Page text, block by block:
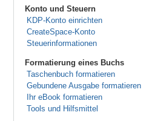
Konto und Steuern
KDP-Konto einrichten
CreateSpace-Konto
Steuerinformationen
Formatierung eines Buchs
Taschenbuch formatieren
Gebundene Ausgabe formatieren
Ihr eBook formatieren
Tools und Hilfsmittel